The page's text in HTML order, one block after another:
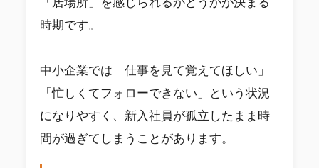
時期です。
中小企業では「仕事を見て覚えてほしい」
「忙しくてフォローできない」という状況
になりやすく、新入社員が孤立したまま時
間が過ぎてしまうことがあります。